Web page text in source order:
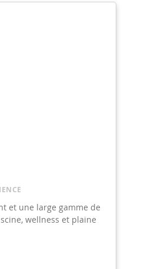
FOIN
ardennaise avec
actuel pour ce gîte de
Pour groupes familiaux